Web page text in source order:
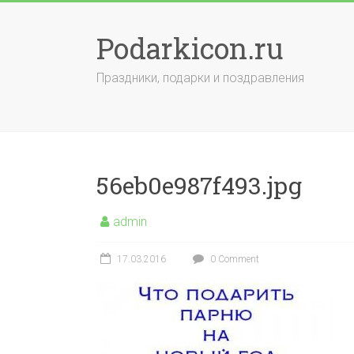
Podarkicon.ru
Праздники, подарки и поздравления
56eb0e987f493.jpg
admin
17.03.2016 0 Comment